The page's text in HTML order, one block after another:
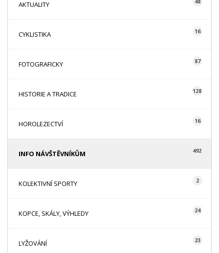
AKTUALITY
CYKLISTIKA 16
FOTOGRAFICKY 87
HISTORIE A TRADICE 128
HOROLEZECTVÍ 16
INFO NÁVŠTĚVNÍKŮM 492
KOLEKTIVNÍ SPORTY 2
KOPCE, SKÁLY, VÝHLEDY 24
LYŽOVÁNÍ 23